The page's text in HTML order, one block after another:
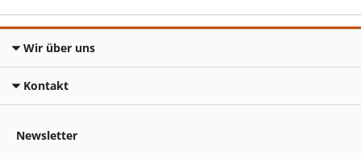
Wir über uns
Kontakt
Newsletter